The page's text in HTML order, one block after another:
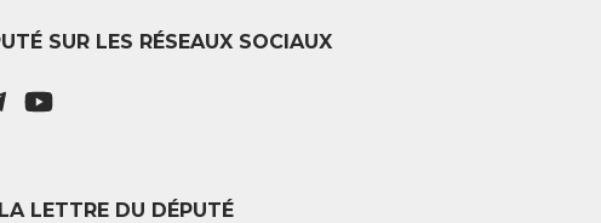
SUR LES RÉSEAUX SOCIAUX
LETTRE DU DÉPUTÉ